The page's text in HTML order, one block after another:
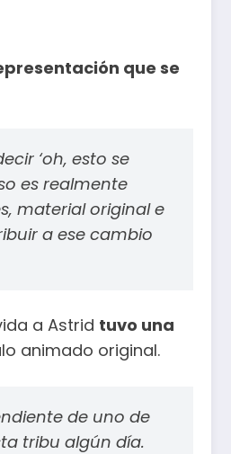
que se
‘oh, esto se
es realmente
material original e
a ese cambio
a Astrid tuvo una
animado original.
de uno de
tribu algún día.